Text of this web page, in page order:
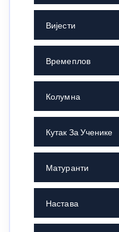
Вијести
Времеплов
Колумна
Кутак За Ученике
Матуранти
Настава